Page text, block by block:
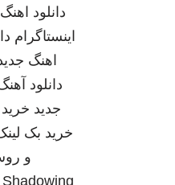
دانلود
اینستاگرام
اهنگ
دانلود
جدید خرید
خرید بک
و
Shadowing